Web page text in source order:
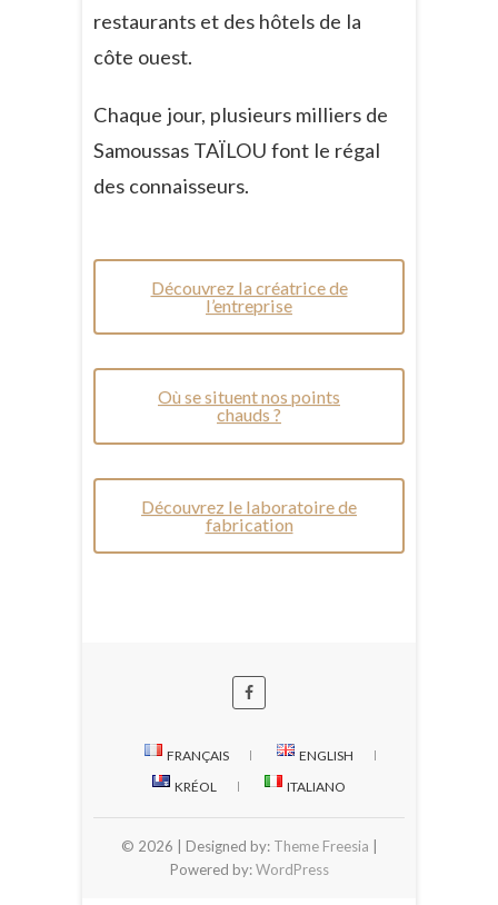
restaurants et des hôtels de la
côte ouest.
Chaque jour, plusieurs milliers de
Samoussas TAÏLOU font le régal
des connaisseurs.
Découvrez la créatrice de
l’entreprise
Où se situent nos points
chauds ?
Découvrez le laboratoire de
fabrication
FRANÇAIS
ENGLISH
KRÉOL
ITALIANO
© 2026 | Designed by: Theme Freesia
Powered by:WordPress